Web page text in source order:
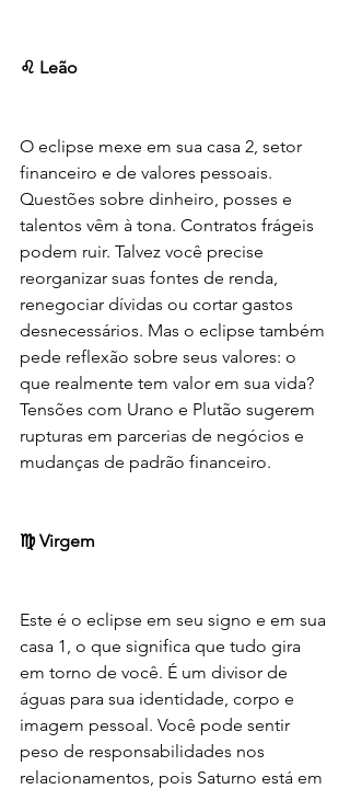
♌ Leão
O eclipse mexe em sua casa 2, setor
financeiro e de valores pessoais.
Questões sobre dinheiro, posses e
talentos vêm à tona. Contratos frágeis
podem ruir. Talvez você precise
reorganizar suas fontes de renda,
renegociar dívidas ou cortar gastos
desnecessários. Mas o eclipse também
pede reflexão sobre seus valores: o
que realmente tem valor em sua vida?
Tensões com Urano e Plutão sugerem
rupturas em parcerias de negócios e
mudanças de padrão financeiro.
♍ Virgem
Este é o eclipse em seu signo e em sua
casa 1, o que significa que tudo gira
em torno de você. É um divisor de
águas para sua identidade, corpo e
imagem pessoal. Você pode sentir
peso de responsabilidades nos
relacionamentos, pois Saturno está em